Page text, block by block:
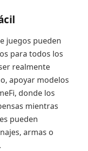
juegos pueden
para todos los
realmente
apoyar modelos
donde los
mientras
pueden
armas o